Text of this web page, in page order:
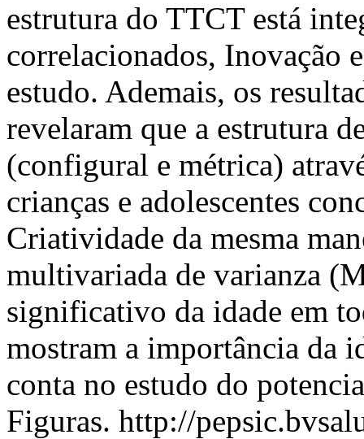
estrutura do TTCT está
correlacionados, Inovação
estudo. Ademais, os
revelaram que a estrutura
(configural e métrica)
crianças e adolescentes
Criatividade da mesma
multivariada de varianza
significativo da idade em
mostram a importância da
conta no estudo do
Figuras. http://